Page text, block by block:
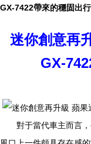
GX-7422帶來的穩固出
迷你創意再
GX-
對于當代車主而言